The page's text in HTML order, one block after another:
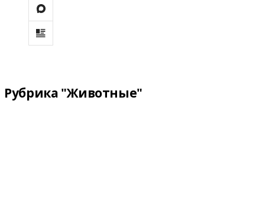
Рубрика "Животные"